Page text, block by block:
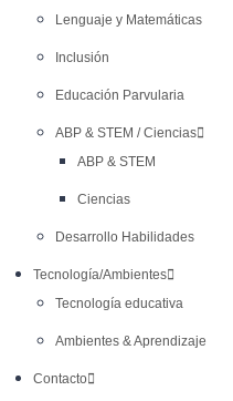
Lenguaje y Matemáticas
Inclusión
Educación Parvularia
ABP & STEM / Ciencias
ABP & STEM
Ciencias
Desarrollo Habilidades
Tecnología/Ambientes
Tecnología educativa
Ambientes & Aprendizaje
Contacto